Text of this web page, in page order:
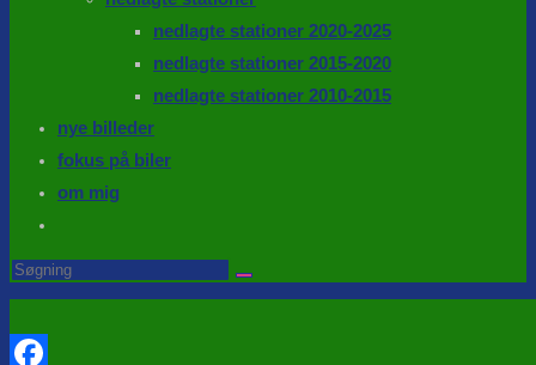
nedlagte stationer 2020-2025
nedlagte stationer 2015-2020
nedlagte stationer 2010-2015
nye billeder
fokus på biler
om mig
website
search
Search
this
website